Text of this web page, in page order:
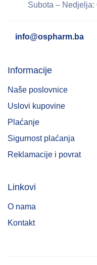
Subota – Nedjelja:
info@ospharm.ba
Informacije
Naše poslovnice
Uslovi kupovine
Plaćanje
Sigurnost plaćanja
Reklamacije i povrat
Linkovi
O nama
Kontakt